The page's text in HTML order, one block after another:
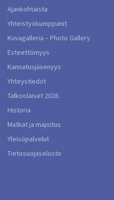
Ajankohtaista
Yhteistyökumppanit
Kuvagalleria – Photo Gallery
Esteettömyys
Kannatusjäsenyys
Yhteystiedot
Talkoolaiset 2026
Historia
Matkat ja majoitus
Yleisöpalvelut
Tietosuojaseloste